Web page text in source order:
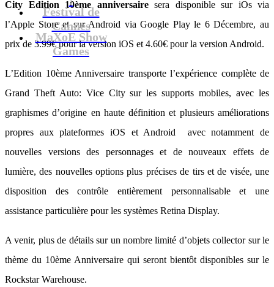
Festival de
Cannes
MaXoE Show
Games
City Edition 10ème anniversairesera disponible sur iOs via
l’Apple Store et sur Android via Google Play le 6 Décembre, au
prix de 3.99€ pour la version iOS et 4.60€ pour la version Android.
L’Edition 10ème Anniversaire transporte l’expérience complète de
Grand Theft Auto: Vice City sur les supports mobiles, avec les
graphismes d’origine en haute définition et plusieurs améliorations
propres aux plateformes iOS et Android avec notamment de
nouvelles versions des personnages et de nouveaux effets de
lumière, des nouvelles options plus précises de tirs et de visée, une
disposition des contrôle entièrement personnalisable et une
assistance particulière pour les systèmes Retina Display.
A venir, plus de détails sur un nombre limité d’objets collector sur le
thème du 10ème Anniversaire qui seront bientôt disponibles sur le
Rockstar Warehouse.